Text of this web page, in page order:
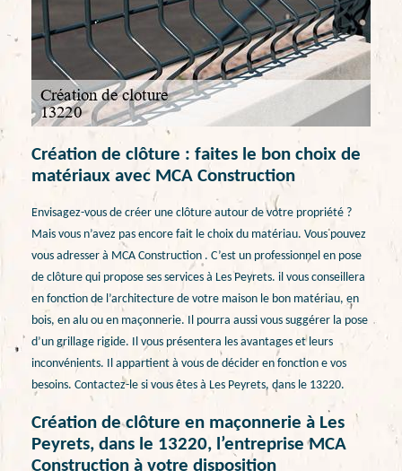
Création de clôture : faites le bon choix de
matériaux avec MCA Construction
Envisagez-vous de créer une clôture autour de votre propriété ?
Mais vous n’avez pas encore fait le choix du matériau. Vous pouvez
vous adresser à MCA Construction . C’est un professionnel en pose
de clôture qui propose ses services à Les Peyrets. il vous conseillera
en fonction de l’architecture de votre maison le bon matériau, en
bois, en alu ou en maçonnerie. Il pourra aussi vous suggérer la pose
d’un grillage rigide. Il vous présentera les avantages et leurs
inconvénients. Il appartient à vous de décider en fonction e vos
besoins. Contactez-le si vous êtes à Les Peyrets, dans le 13220.
Création de clôture en maçonnerie à Les
Peyrets, dans le 13220, l’entreprise MCA
Construction à votre disposition